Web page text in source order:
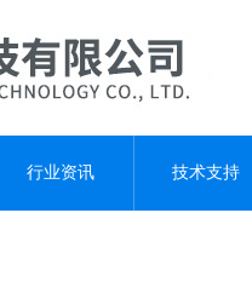
行业资讯 技术支持